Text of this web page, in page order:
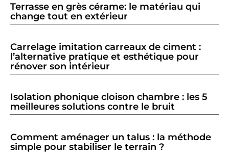
Terrasse en grès cérame: le matériau qui
change tout en extérieur
Carrelage imitation carreaux de ciment :
l’alternative pratique et esthétique pour
rénover son intérieur
Isolation phonique cloison chambre : les 5
meilleures solutions contre le bruit
Comment aménager un talus : la méthode
simple pour stabiliser le terrain ?